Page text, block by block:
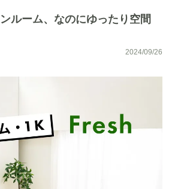
ルーム、なのにゆったり空間
2024/09/26